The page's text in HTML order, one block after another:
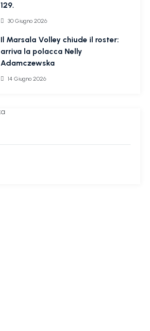
129.
30 Giugno 2026
Il Marsala Volley chiude il roster:
arriva la polacca Nelly
Adamczewska
14 Giugno 2026